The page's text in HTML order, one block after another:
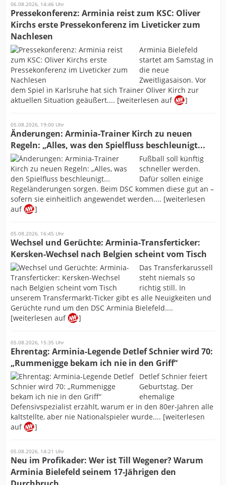
06.08.2026, 14:46 Uhr
Pressekonferenz: Arminia reist zum KSC: Oliver
Kirchs erste Pressekonferenz im Liveticker zum
Nachlesen
Arminia Bielefeld
startet am Samstag in
die neue
Zweitligasaison. Vor
dem Spiel in Karlsruhe hat sich Trainer Oliver Kirch zur
aktuellen Situation geäußert.... [weiterlesen auf
]
05.08.2026, 19:00 Uhr
Änderungen: Arminia-Trainer Kirch zu neuen
Regeln: „Alles, was den Spielfluss beschleunigt...
Fußball soll künftig
schneller werden.
Dafür sollen einige
Regeländerungen sorgen. Beim DSC kommen diese gut an –
sofern sie einheitlich angewendet werden.... [weiterlesen
auf
]
05.08.2026, 16:45 Uhr
Wechsel und Gerüchte: Arminia-Transferticker:
Kersken-Wechsel nach Belgien scheint vom Tisch
Das Transferkarussell
steht niemals so
richtig still. In
unserem Transfermarkt-Ticker gibt es alle Neuigkeiten und
Gerüchte rund um den DSC Arminia Bielefeld....
[weiterlesen auf
]
05.08.2026, 15:35 Uhr
Ehrentag: Arminia-Legende Detlef Schnier wird 70:
„Rummenigge bekam ich nie in den Griff“
Detlef Schnier feiert
Geburtstag. Der
ehemalige
Defensivspezialist erzählt, warum er in den 80er-Jahren alle
kaltstellte, aber nie Nationalspieler wurde.... [weiterlesen
auf
]
05.08.2026, 14:21 Uhr
Neu im Profikader: Wer ist Till Wegener? Warum
Arminia Bielefeld seinem 17-Jährigen den